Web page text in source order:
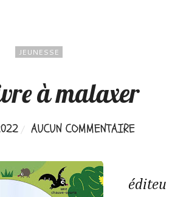
JEUNESSE
à malaxer
AUCUN COMMENTAIRE
éditeu